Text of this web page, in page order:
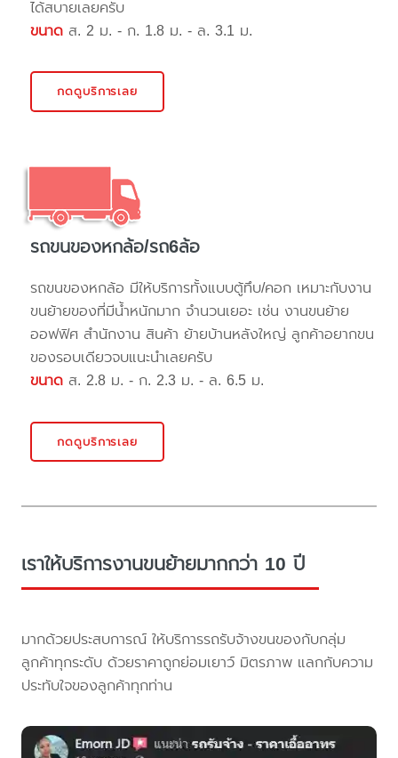
ได้สบายเลยครับ
ขนาด ส. 2 ม. - ก. 1.8 ม. - ล. 3.1 ม.
กดดูบริการเลย
รถขนของหกล้อ/รถ6ล้อ
รถขนของหกล้อ มีให้บริการทั้งแบบตู้ทึบ/คอก เหมาะกับงาน
ขนย้ายของที่มีน้ำหนักมาก จำนวนเยอะ เช่น งานขนย้าย
ออฟฟิศ สำนักงาน สินค้า ย้ายบ้านหลังใหญ่ ลูกค้าอยากขน
ของรอบเดียวจบแนะนำเลยครับ
ขนาด ส. 2.8 ม. - ก. 2.3 ม. - ล. 6.5 ม.
กดดูบริการเลย
เราให้บริการงานขนย้ายมากกว่า 10 ปี
มากด้วยประสบการณ์ ให้บริการรถรับจ้างขนของกับกลุ่ม
ลูกค้าทุกระดับ ด้วยราคาถูกย่อมเยาว์ มิตรภาพ แลกกับความ
ประทับใจของลูกค้าทุกท่าน